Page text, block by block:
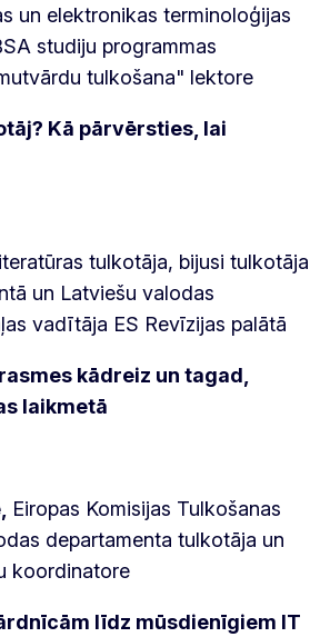
un elektronikas terminoloģijas
studiju programmas
tulkošana" lektore
Kā pārvērsties, lai
tulkotāja, bijusi tulkotāja
un Latviešu valodas
vadītāja ES Revīzijas palātā
kādreiz un tagad,
laikmetā
Eiropas Komisijas Tulkošanas
departamenta tulkotāja un
koordinatore
līdz mūsdienīgiem IT